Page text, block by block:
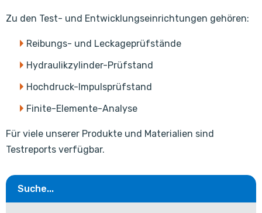
Zu den Test- und Entwicklungseinrichtungen gehören:
Reibungs- und Leckageprüfstände
Hydraulikzylinder-Prüfstand
Hochdruck-Impulsprüfstand
Finite-Elemente-Analyse
Für viele unserer Produkte und Materialien sind
Testreports verfügbar.
Suche...